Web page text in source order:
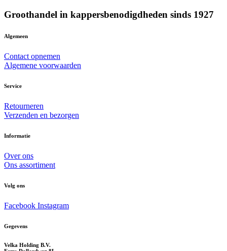
Groothandel in kappersbenodigdheden sinds 1927
Algemeen
Contact opnemen
Algemene voorwaarden
Service
Retourneren
Verzenden en bezorgen
Informatie
Over ons
Ons assortiment
Volg ons
Facebook Instagram
Gegevens
Velka Holding B.V.